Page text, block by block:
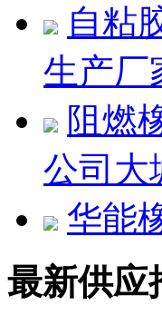
自粘
生产厂
阻燃
公司大
华能
最新供应